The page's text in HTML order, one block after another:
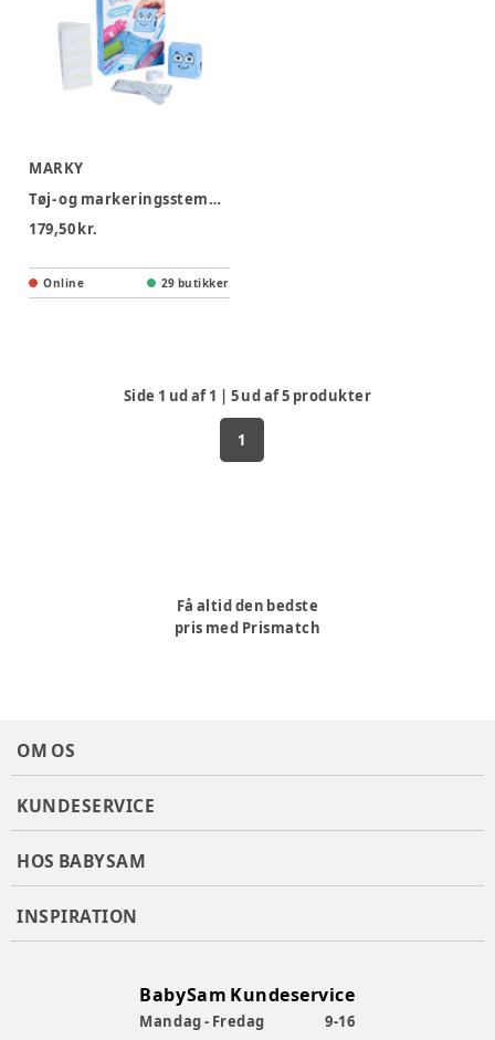
MARKY
Tøj- og markeringsstempel lyseblå
179,50 kr.
Online 29 butikker
Side 1 ud af1 | 5ud af5 produkter
1
Få altid den bedste
pris med Prismatch
OM OS
KUNDESERVICE
HOS BABYSAM
INSPIRATION
BabySam Kundeservice
Mandag - Fredag 9-16